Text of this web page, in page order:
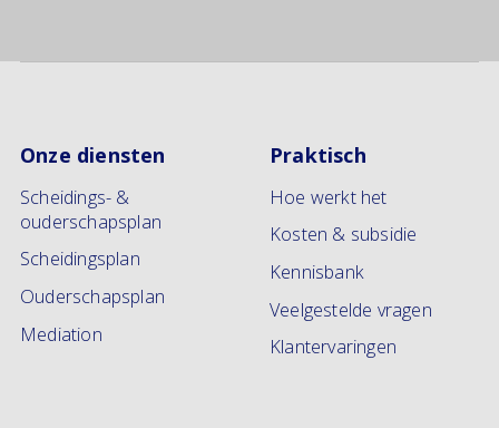
Onze diensten
Scheidings- &
ouderschapsplan
Scheidingsplan
Ouderschapsplan
Mediation
Praktisch
Hoe werkt het
Kosten & subsidie
Kennisbank
Veelgestelde vragen
Klantervaringen